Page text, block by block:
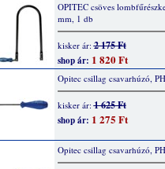
OPITEC csöves
mm, 1 db
kisker ár:2 175 Ft
shop ár: 1 820 Ft
Opitec csillag csavarhúzó,
kisker ár:1 625 Ft
shop ár: 1 275 Ft
Opitec csillag csavarhúzó,